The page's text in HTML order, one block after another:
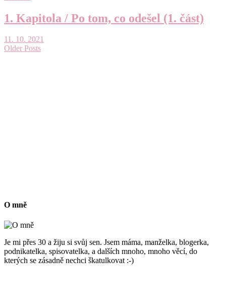
1. Kapitola / Po tom, co odešel (1. část)
11. 10. 2021
Older Posts
O mně
Je mi přes 30 a žiju si svůj sen. Jsem máma, manželka, blogerka,
podnikatelka, spisovatelka, a dalších mnoho, mnoho věcí, do
kterých se zásadně nechci škatulkovat :-)